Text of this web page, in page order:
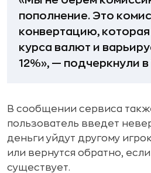
пополнение. Это
конвертацию, которая
курса валют и
12%», — подчеркнули в
В сообщении сервиса
пользователь введет
деньги уйдут другому
или вернутся обратно,
существует.